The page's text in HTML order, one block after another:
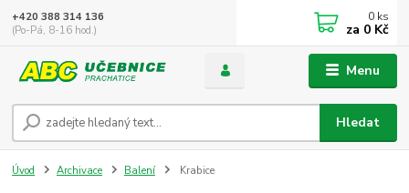
Menu
Hledat
+420 388 314 136
(Po-Pá, 8-16 hod.)
0 ks
za 0 Kč
Úvod Archivace Balení Krabice